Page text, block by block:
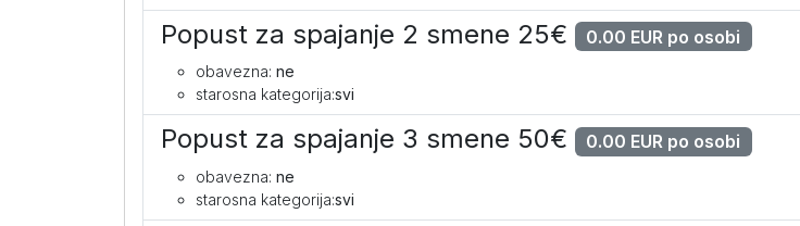
Popust za spajanje 2 smene 25€ 0.00 EUR po osobi
obavezna: ne
starosna kategorija:svi
Popust za spajanje 3 smene 50€ 0.00 EUR po osobi
obavezna: ne
starosna kategorija:svi